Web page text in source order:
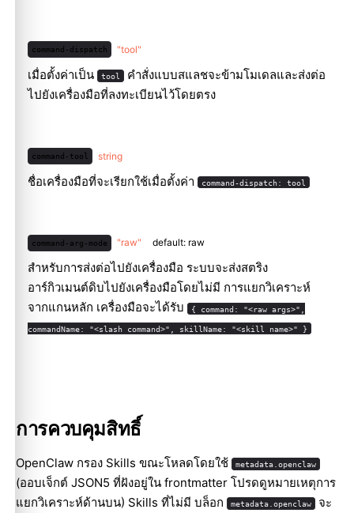
command-dispatch "tool"
เมื่อตั้งค่าเป็น tool คำสั่งแบบสแลชจะข้ามโมเดลและส่งต่อ
ไปยังเครื่องมือที่ลงทะเบียนไว้โดยตรง
command-tool string
ชื่อเครื่องมือที่จะเรียกใช้เมื่อตั้งค่า command-dispatch: tool
command-arg-mode "raw" default: raw
สำหรับการส่งต่อไปยังเครื่องมือ ระบบจะส่งสตริง
อาร์กิวเมนต์ดิบไปยังเครื่องมือโดยไม่มี การแยกวิเคราะห์
จากแกนหลัก เครื่องมือจะได้รับ
{ command: "<raw args>",
commandName: "<slash command>", skillName: "<skill name>" }
การควบคุมสิทธิ์
OpenClaw กรอง Skills ขณะโหลดโดยใช้ metadata.openclaw
(ออบเจ็กต์ JSON5 ที่ฝังอยู่ใน frontmatter โปรดดูหมายเหตุการ
แยกวิเคราะห์ด้านบน) Skills ที่ไม่มี บล็อก
metadata.openclaw จะ